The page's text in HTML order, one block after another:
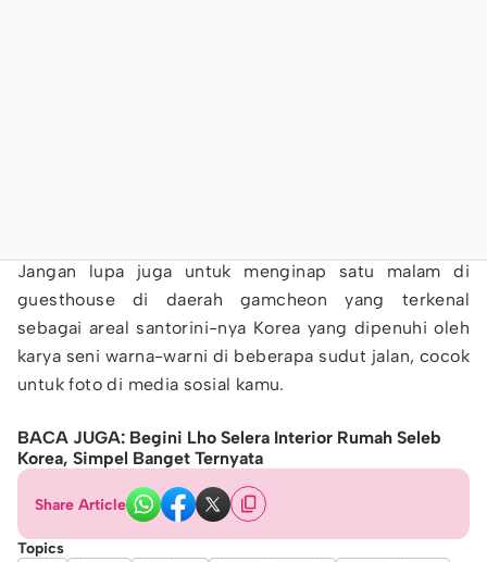
Jangan lupa juga untuk menginap satu malam di
guesthouse di daerah gamcheon yang terkenal
sebagai areal santorini-nya Korea yang dipenuhi oleh
karya seni warna-warni di beberapa sudut jalan, cocok
untuk foto di media sosial kamu.
BACA JUGA: Begini Lho Selera Interior Rumah Seleb
Korea, Simpel Banget Ternyata
Share Article
Topics